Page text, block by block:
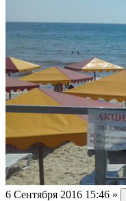
6 Сентября 2016 15:46 »